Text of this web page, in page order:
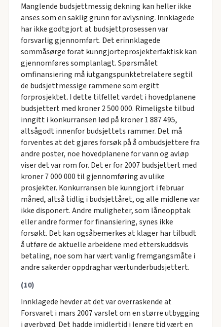
Manglende budsjettmessig dekning kan heller ikke
anses som en saklig grunn for avlysning. Innkiagede
har ikke godtgjort at budsjettprosessen var
forsvarlig gjennomført. Det erinnklagede
sommåsørge forat kunngjorteprosjekterfaktisk kan
gjennomføres somplanlagt. Spørsmålet
omfinansiering må iutgangspunktetrelatere segtil
de budsjettmessige rammene som ergitt
forprosjektet. I dette tilfellet vardet i hovedplanene
budsjettert med kroner 2 500 000. Rimeligste tilbud
inngitt i konkurransen lød på kroner 1 887 495,
altsågodt innenfor budsjettets rammer. Det må
forventes at det gjøres forsøk på å ombudsjettere fra
andre poster, noe hovedplanene for vann og avløp
viser det var rom for. Det er for 2007 budsjettert med
kroner 7 000 000 til gjennomføring av ulike
prosjekter. Konkurransen ble kunngjort i februar
måned, altså tidlig i budsjettåret, og alle midlene var
ikke disponert. Andre muligheter, som låneopptak
eller andre former for finansiering, synes ikke
forsøkt. Det kan ogsåbemerkes at klager har tilbudt
å utføre de aktuelle arbeidene med etterskuddsvis
betaling, noe som har vært vanlig fremgangsmåte i
andre sakerder oppdraghar værtunderbudsjettert.
(10)
Innklagede hevder at det var overraskende at
Forsvaret i mars 2007 varslet om en større utbygging
i øverbygd. Det hadde imidlertid i lengre tid vært en